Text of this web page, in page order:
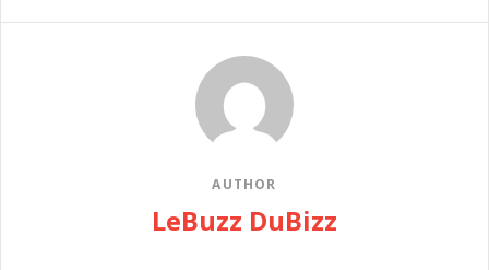
AUTHOR
LeBuzz DuBizz